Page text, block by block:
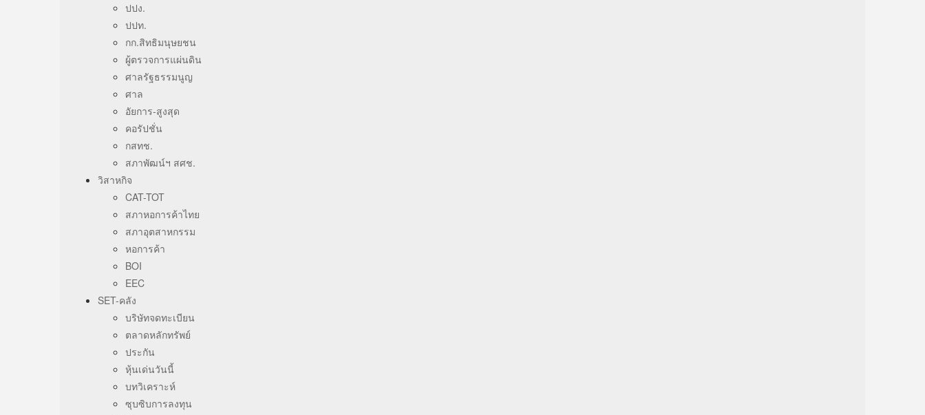
ปปง.
ปปท.
กก.สิทธิมนุษยชน
ผู้ตรวจการแผ่นดิน
ศาลรัฐธรรมนูญ
ศาล
อัยการ-สูงสุด
คอรัปชั่น
กสทช.
สภาพัฒน์ฯ สศช.
วิสาหกิจ
CAT-TOT
สภาหอการค้าไทย
สภาอุตสาหกรรม
หอการค้า
BOI
EEC
SET-คลัง
บริษัทจดทะเบียน
ตลาดหลักทรัพย์
ประกัน
หุ้นเด่นวันนี้
บทวิเคราะห์
ซุบซิบการลงทุน